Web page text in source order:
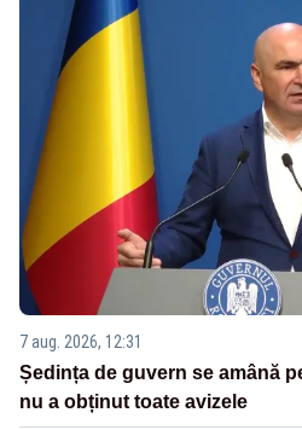
7 aug. 2026, 12:31
Ședința de guvern se amână
nu a obținut toate avizele